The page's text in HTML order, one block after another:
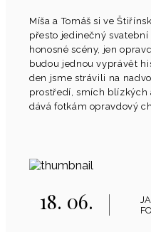
Míša a Tomáš si ve
přesto jedinečný
honosné scény, jen
budou jednou vyprávět
den jsme strávili na
prostředí, smích blízkých
dává fotkám opravdový
18. 06.